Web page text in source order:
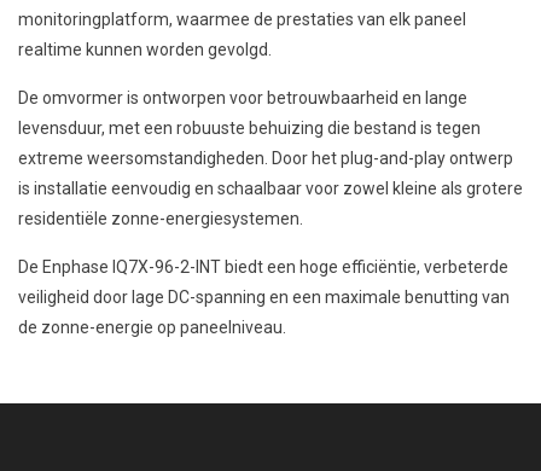
monitoringplatform, waarmee de prestaties van elk paneel
realtime kunnen worden gevolgd.
De omvormer is ontworpen voor betrouwbaarheid en lange
levensduur, met een robuuste behuizing die bestand is tegen
extreme weersomstandigheden. Door het plug-and-play ontwerp
is installatie eenvoudig en schaalbaar voor zowel kleine als grotere
residentiële zonne-energiesystemen.
De Enphase IQ7X-96-2-INT biedt een hoge efficiëntie, verbeterde
veiligheid door lage DC-spanning en een maximale benutting van
de zonne-energie op paneelniveau.